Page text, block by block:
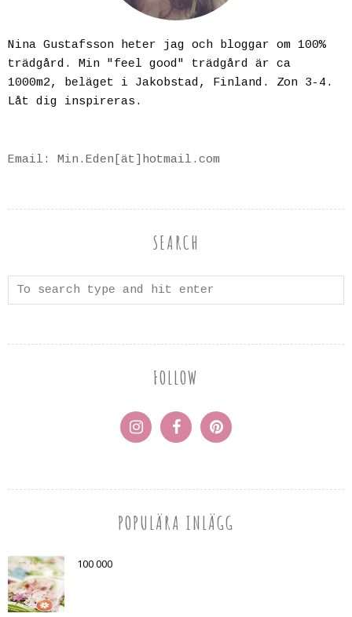
Nina Gustafsson heter jag och bloggar om 100%
trädgård. Min "feel good" trädgård är ca
1000m2, beläget i Jakobstad, Finland. Zon 3-4.
Låt dig inspireras.
Email: Min.Eden[ät]hotmail.com
SEARCH
FOLLOW
POPULÄRA INLÄGG
100 000